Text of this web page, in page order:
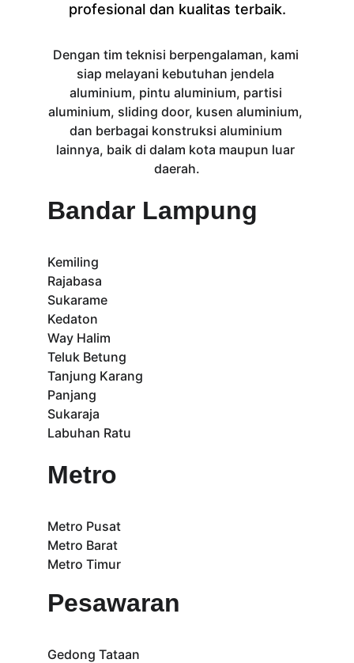
profesional dan kualitas terbaik.
Dengan tim teknisi berpengalaman, kami
siap melayani kebutuhan jendela
aluminium, pintu aluminium, partisi
aluminium, sliding door, kusen aluminium,
dan berbagai konstruksi aluminium
lainnya, baik di dalam kota maupun luar
daerah.
Bandar Lampung
Kemiling
Rajabasa
Sukarame
Kedaton
Way Halim
Teluk Betung
Tanjung Karang
Panjang
Sukaraja
Labuhan Ratu
Metro
Metro Pusat
Metro Barat
Metro Timur
Pesawaran
Gedong Tataan